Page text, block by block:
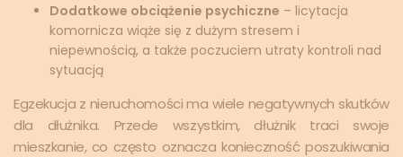
Dodatkowe obciążenie psychiczne – licytacja
komornicza wiąże się z dużym stresem i
niepewnością, a także poczuciem utraty kontroli nad
sytuacją
Egzekucja z nieruchomości ma wiele negatywnych skutków
dla dłużnika. Przede wszystkim, dłużnik traci swoje
mieszkanie, co często oznacza konieczność poszukiwania